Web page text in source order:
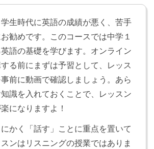
を学習します。「彼女はふだんネッ
しますか」「私の兄はオンラインゲー
ように友達や家族についてたずねた
ようになります。
か、だれのものかをたずねよう
を使った疑問文を学習します。
ですか」「これは誰のスマホです
ようになります。
生時代に英語の成績が悪く、苦手
勧めです。このコースでは中学１
語の基礎を学びます。オンライン
る前にまずは予習として、レッス
前に動画で確認しましょう。あら
識を入れておくことで、レッスン
になりますよ！
かく「話す」ことに重点を置いて
ンはリスニングの授業ではありま